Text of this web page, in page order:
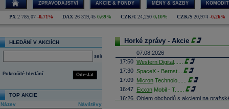
ZPRAVODAJSTVÍ AKCIE & FONDY MĚNY & SAZBY
PX 2 785,07 -0,71% DAX 26 319,45 0,69% CZK/€ 24,250 0,10% CZK/$ 20,974 -0,26%
HLEDÁNÍ V AKCIÍCH
select
Odeslat
Pokročilé hledání
TOP AKCIE
Název
Návštěvy
Horké zprávy - Akcie
07.08.2026
17:50 Western Digital
17:30 SpaceX - Bernst
17:09 Micron Technolo
16:47 Exxon Mobil - T......
16:26 Objem obchodů s akciemi na